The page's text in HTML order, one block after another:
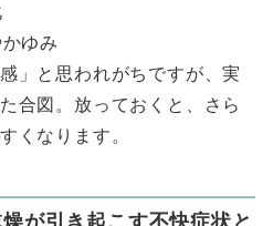
ゆみ
」と思われがちですが、実
合図。放っておくと、さら
くなります。
が引き起こす不快症状と